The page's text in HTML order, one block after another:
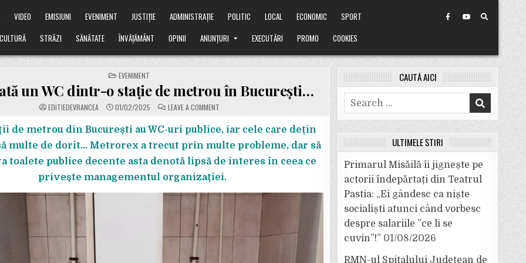
VIDEO EMISIUNI EVENIMENT JUSTIȚIE ADMINISTRAȚIE POLITIC LOCAL ECONOMIC
SPORT
CULTURĂ STRĂZI SĂNĂTATE ÎNVĂȚĂMÂNT OPINII ANUNȚURI EXECUTĂRI PROMO COOKIES
POSTED
IN
EVENIMENT
un WC dintr-o stație de metrou în București…
EDITIEDEVRANCEA 01/02/2025 LEAVE A COMMENTON
CUM
UN
WC
DINTR-
O
STAȚIE
DE
ÎN
de metrou din București au WC-uri publice, iar cele care dețin
multe de dorit… Metrorex a trecut prin multe probleme, dar să
toalete publice decente asta denotă lipsă de interes în ceea ce
privește managementul organizației.
CAUTĂ AICI
Search
for:
ULTIMELE ȘTIRI
Primarul Misăilă îi jignește pe
actorii îndepărtați din Teatrul
Pastia: „Ei gândesc ca niște
socialiști atunci când vorbesc
despre salariile ”ce li se
cuvin”!” 01/08/2026
RMN-ul Spitalului Județean de